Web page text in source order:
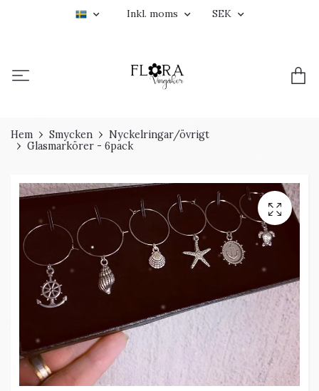
Inkl. moms SEK
Hem Smycken
Nyckelringar/övrigt
Glasmarkörer - 6pack